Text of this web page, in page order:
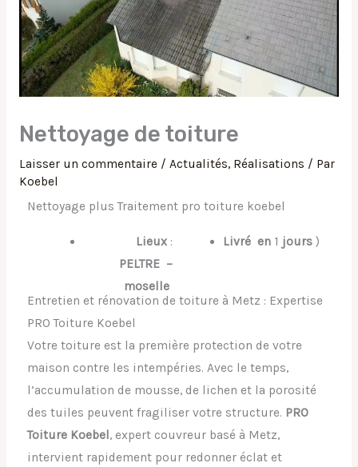
Nettoyage de toiture
Laisser un commentaire / Actualités, Réalisations / Par
Koebel
Nettoyage plus Traitement pro toiture koebel
Lieux:
PELTRE –
moselle
Livré en 1 jours )
Entretien et rénovation de toiture à Metz : Expertise
PRO Toiture Koebel
Votre toiture est la première protection de votre
maison contre les intempéries. Avec le temps,
l’accumulation de mousse, de lichen et la porosité
des tuiles peuvent fragiliser votre structure. PRO
Toiture Koebel, expert couvreur basé à Metz,
intervient rapidement pour redonner éclat et